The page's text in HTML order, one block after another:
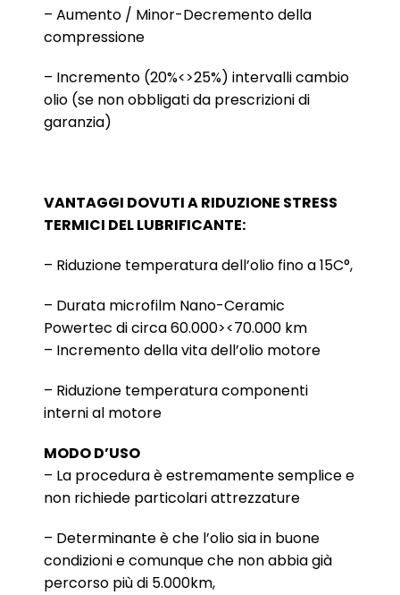
– Aumento / Minor-Decremento della
compressione
– Incremento (20%<>25%) intervalli cambio
olio (se non obbligati da prescrizioni di
garanzia)
VANTAGGI DOVUTI A RIDUZIONE STRESS
TERMICI DEL LUBRIFICANTE:
– Riduzione temperatura dell’olio fino a 15C°,
– Durata microfilm Nano-Ceramic
Powertec di circa 60.000><70.000 km
– Incremento della vita dell’olio motore
– Riduzione temperatura componenti
interni al motore
MODO D’USO
– La procedura è estremamente semplice e
non richiede particolari attrezzature
– Determinante è che l’olio sia in buone
condizioni e comunque che non abbia già
percorso più di 5.000km,